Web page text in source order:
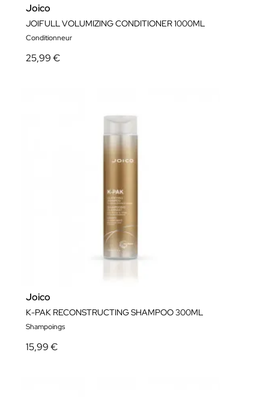
Joico
JOIFULL VOLUMIZING CONDITIONER 1000ML
Conditionneur
25,99 €
Joico
K-PAK RECONSTRUCTING SHAMPOO 300ML
Shampoings
15,99 €